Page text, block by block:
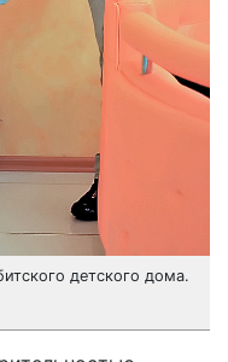
детского дома.